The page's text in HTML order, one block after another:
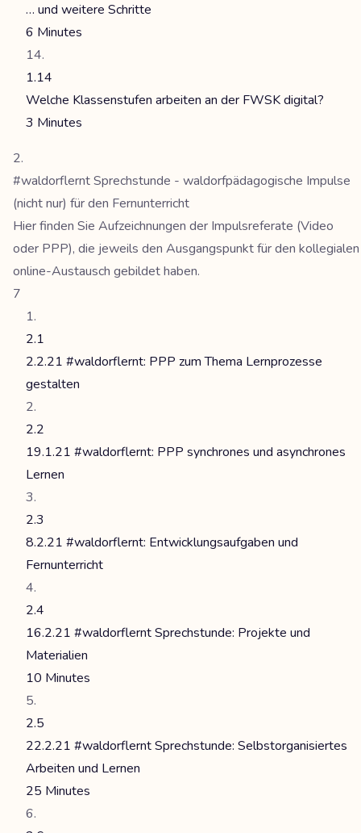
… und weitere Schritte
6 Minutes
1.14
Welche Klassenstufen arbeiten an der FWSK digital?
3 Minutes
#waldorflernt Sprechstunde - waldorfpädagogische Impulse
(nicht nur) für den Fernunterricht
Hier finden Sie Aufzeichnungen der Impulsreferate (Video
oder PPP), die jeweils den Ausgangspunkt für den kollegialen
online-Austausch gebildet haben.
7
2.1
2.2.21 #waldorflernt: PPP zum Thema Lernprozesse
gestalten
2.2
19.1.21 #waldorflernt: PPP synchrones und asynchrones
Lernen
2.3
8.2.21 #waldorflernt: Entwicklungsaufgaben und
Fernunterricht
2.4
16.2.21 #waldorflernt Sprechstunde: Projekte und
Materialien
10 Minutes
2.5
22.2.21 #waldorflernt Sprechstunde: Selbstorganisiertes
Arbeiten und Lernen
25 Minutes